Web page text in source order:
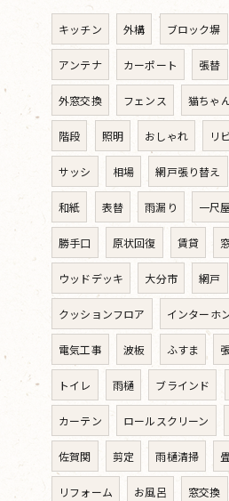
キッチン 外構 ブロック塀
アンテナ カーポート 張替
外窓交換 フェンス 猫ちゃ
階段 照明 おしゃれ リ
サッシ 相場 網戸張り替え
和紙 表替 雨漏り 一尺屋
勝手口 原状回復 賃貸
ウッドデッキ 大分市 網戸
クッションフロア インターホ
電気工事 波板 ふすま
トイレ 雨樋 ブラインド
カーテン ロールスクリーン
佐賀関 剪定 雨樋清掃 畳
リフォーム お風呂 窓交換